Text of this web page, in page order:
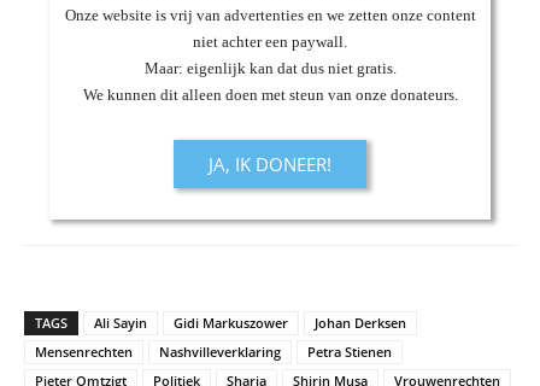
Onze website is vrij van advertenties en we zetten onze content
niet achter een paywall.
Maar: eigenlijk kan dat dus niet gratis.
We kunnen dit alleen doen met steun van onze donateurs.
JA, IK DONEER!
TAGS Ali Sayin Gidi Markuszower
Johan Derksen
Mensenrechten
Nashvilleverklaring
Petra Stienen
Pieter Omtzigt
Politiek Sharia Shirin Musa Vrouwenrechten